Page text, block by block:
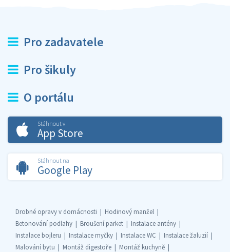
Pro zadavatele
Pro šikuly
O portálu
Stáhnout v
App Store
Stáhnout na
Google Play
Drobné opravy v domácnosti
Hodinový manžel
Betonování podlahy
Broušení parket
Instalace antény
Instalace bojleru
Instalace myčky Instalace WC
Instalace žaluzií
Malování bytu
Montáž digestoře
Montáž kuchyně